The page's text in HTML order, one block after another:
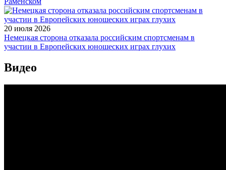
20 июля 2026
Немецкая сторона отказала российским спортсменам в
участии в Европейских юношеских играх глухих
Видео